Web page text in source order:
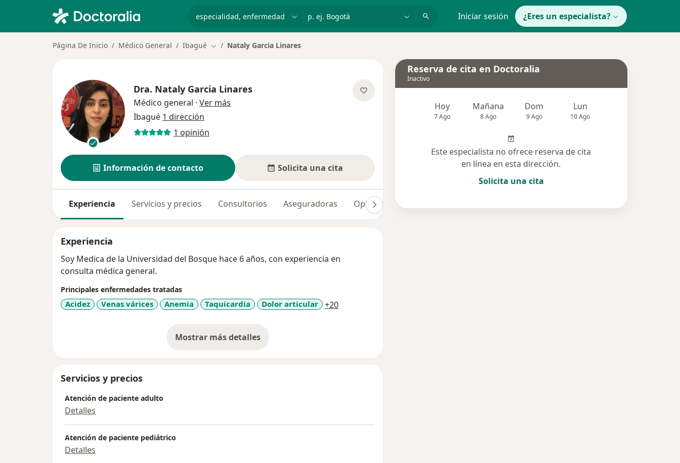
p. ej. Bogotá Iniciar sesión ¿Eres un especialista?
Página De Inicio Médico General Ibagué Cambiar de ciudad
Nataly Garcia Linares
Dra. Nataly Garcia Linares
Médico general · Ver más
Ibagué 1 dirección
1 opinión
Información de contacto Solicita una cita
Experiencia Servicios y precios Consultorios Aseguradoras Opiniones (1)
Experiencia
Soy Medica de la Universidad del Bosque hace 6 años, con experiencia en
consulta médica general.
Principales enfermedades tratadas
Acidez Venas várices Anemia Taquicardia Dolor articular +20a11y_sr_more_diseases
Mostrar más detalles
sobre la experiencia
Servicios y precios
Atención de paciente adulto
Detalles
Atención de paciente pediátrico
Detalles
Reserva de cita en Doctoralia
Inactivo
Hoy
7 Ago
Mañana
8 Ago
Dom
9 Ago
Lun
10 Ago
Este especialista no ofrece reserva de cita
en línea en esta dirección.
Solicita una cita